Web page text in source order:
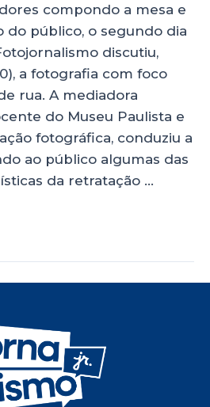
compondo a mesa e
do público, o segundo dia
discutiu,
a fotografia com foco
rua. A mediadora
do Museu Paulista e
fotográfica, conduziu a
ao público algumas das
da retratação …